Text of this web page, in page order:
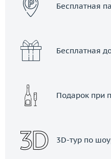
Бесплатная
Бесплатная
Подарок при
3D-тур по